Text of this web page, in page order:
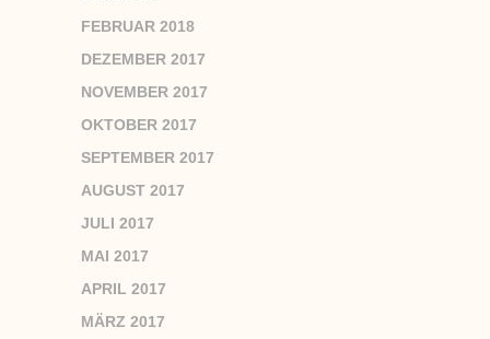
FEBRUAR 2018
DEZEMBER 2017
NOVEMBER 2017
OKTOBER 2017
SEPTEMBER 2017
AUGUST 2017
JULI 2017
MAI 2017
APRIL 2017
MÄRZ 2017